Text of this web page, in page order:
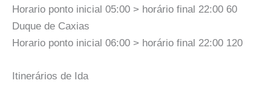
Horario ponto inicial 05:00 > horário final 22:00 60
Duque de Caxias
Horario ponto inicial 06:00 > horário final 22:00 120
Itinerários de Ida